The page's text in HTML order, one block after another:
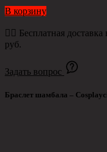
В корзину
👉🏻 Бесплатная
руб.
Задать вопрос
Браслет шамбала –